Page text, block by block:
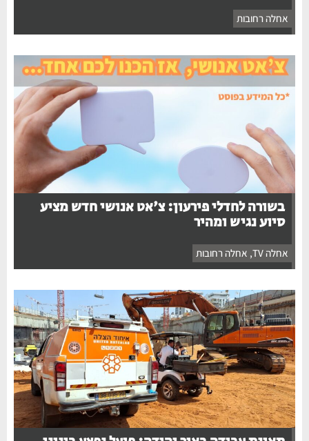
אחלה רחובות
בשורה לחדלי פירעון: צ'אט אנושי חדש מציע
סיוע נגיש ומהיר
אחלה TV , אחלה רחובות